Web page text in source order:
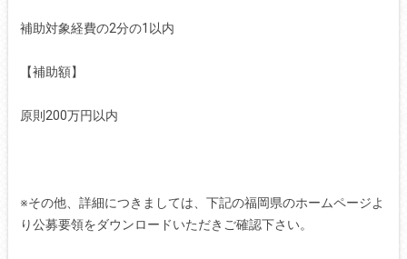
補助対象経費の2分の1以内
【補助額】
原則200万円以内
※その他、詳細につきましては、下記の福岡県のホームページよ
り公募要領をダウンロードいただきご確認下さい。